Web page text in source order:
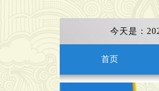
今天是：
首页